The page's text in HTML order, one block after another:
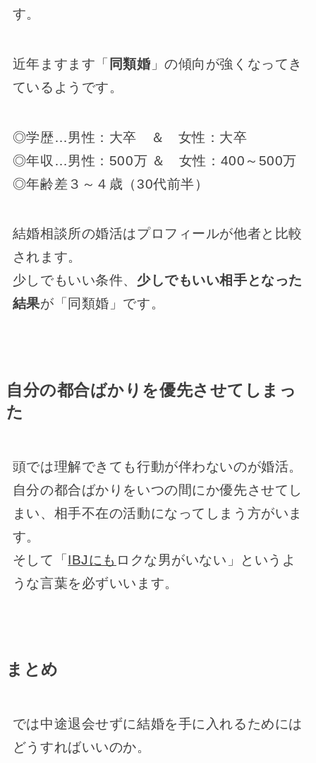
す。
近年ますます「 同類婚」の傾向が強くなってき
ているようです。
◎学歴…男性：大卒 ＆ 女性：大卒
◎年収…男性：500万 ＆ 女性：400～500万
◎年齢差３～４歳（30代前半）
結婚相談所の婚活はプロフィールが他者と比較
されます。
少しでもいい条件、 少しでもいい相手となった
結果が「同類婚」です。
自分の都合ばかりを優先させてしまっ
た
頭では理解できても行動が伴わないのが婚活。
自分の都合ばかりをいつの間にか優先させてし
まい、相手不在の活動になってしまう方がいま
す。
そして「IBJにも ロクな男がいない」というよ
うな言葉を必ずいいます。
まとめ
では中途退会せずに結婚を手に入れるためには
どうすればいいのか。